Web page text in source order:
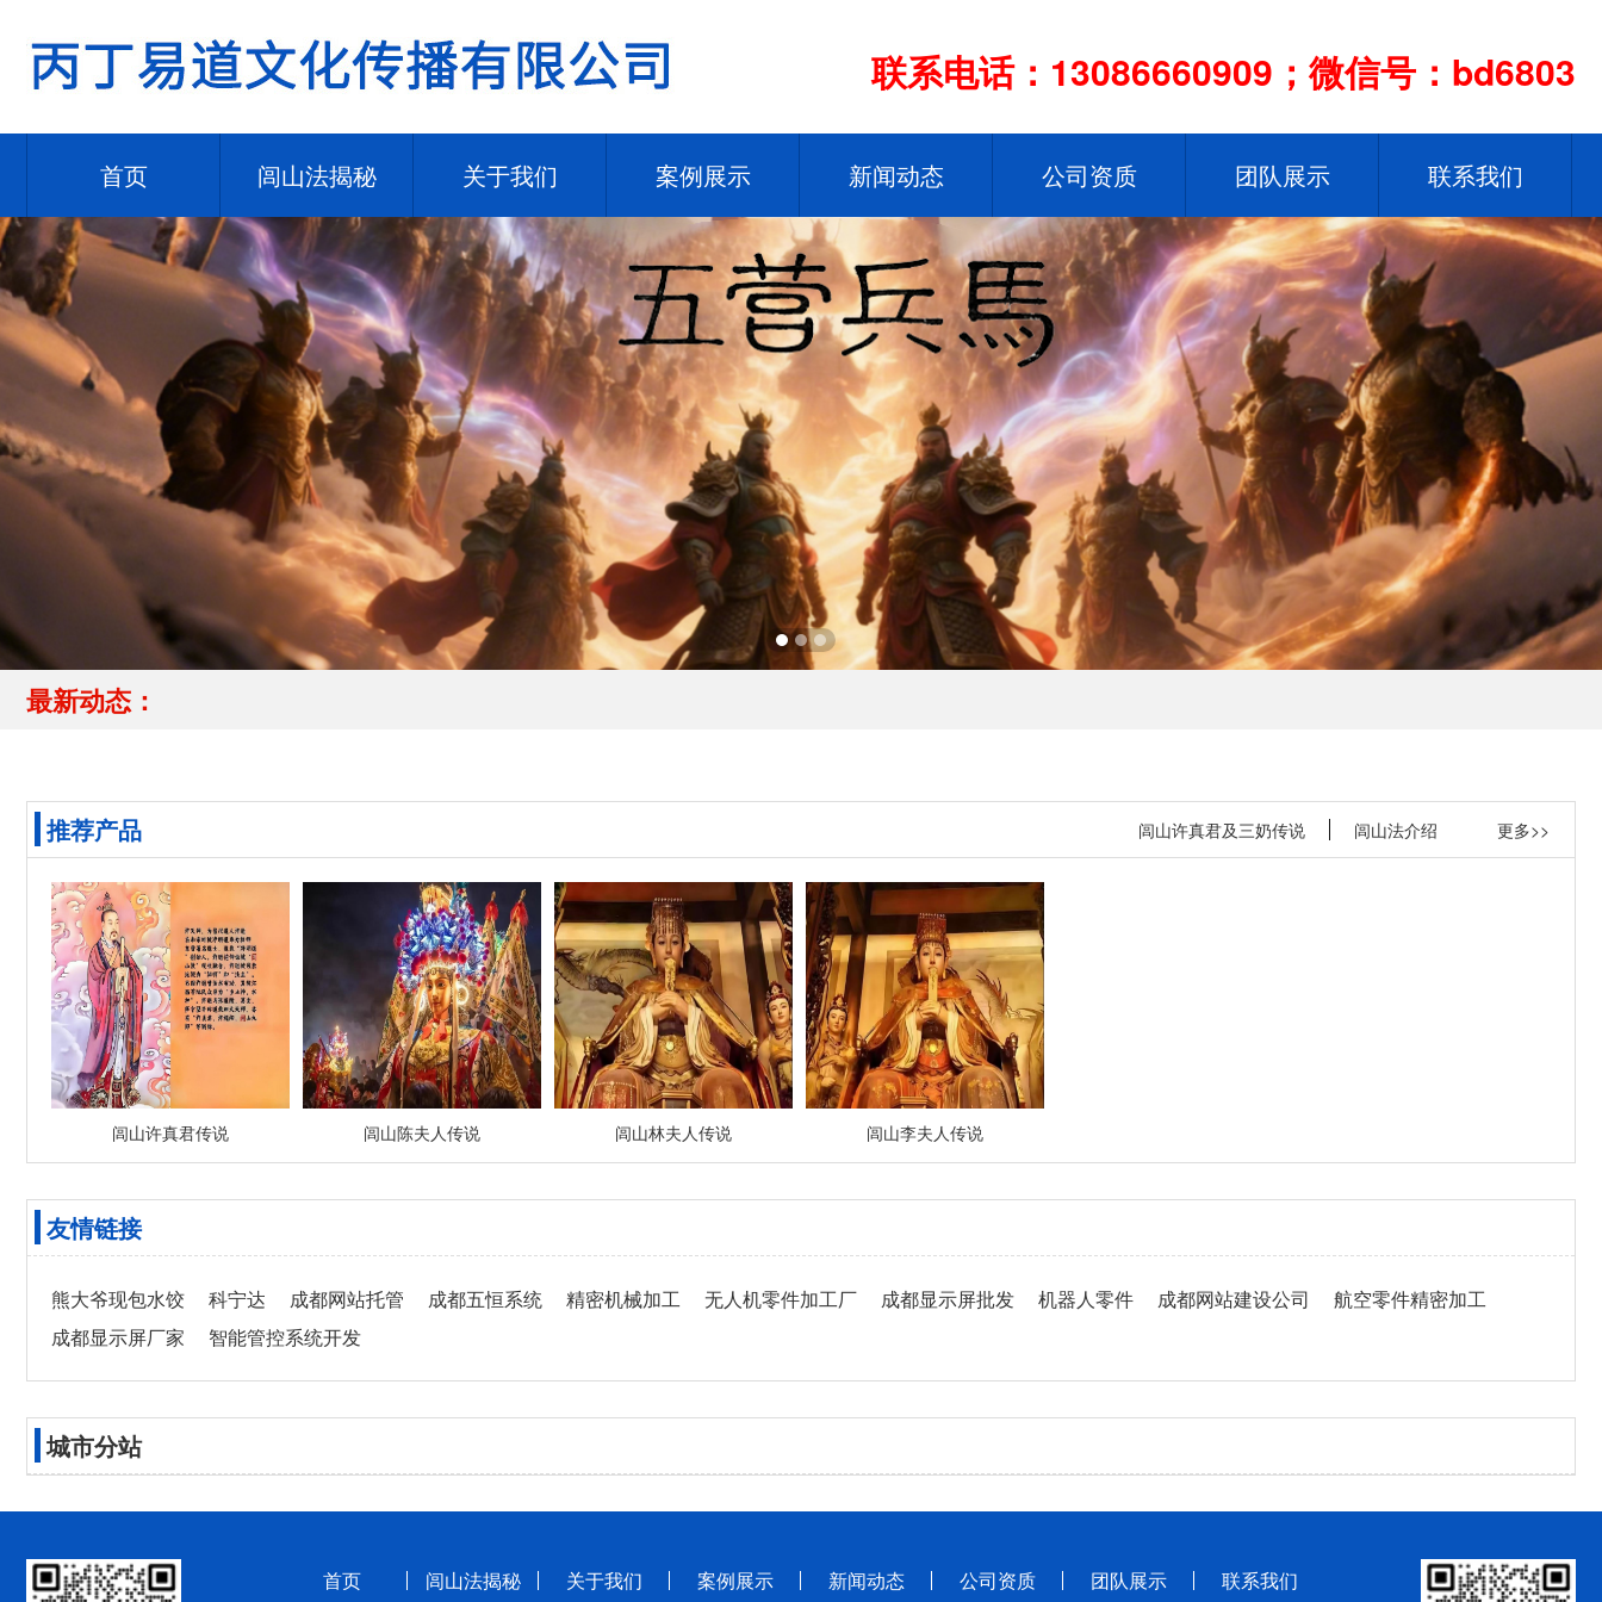
联系电话：13086660909；微信号：bd6803
首页 闾山法揭秘 关于我们 案例展示 新闻动态 公司资质 团队展示 联系我们
最新动态：
推荐产品 更多>>
闾山许真君及三奶传说 闾山法介绍
闾山许真君传说 闾山陈夫人传说 闾山林夫人传说 闾山李夫人传说
友情链接
熊大爷现包水饺 科宁达 成都网站托管 成都五恒系统 精密机械加工 无人机零件加工厂 成都显示屏批发 机器人零件 成都网站建设公司
航空零件精密加工
成都显示屏厂家
智能管控系统开发
城市分站
首页 闾山法揭秘 关于我们 案例展示 新闻动态 公司资质 团队展示 联系我们